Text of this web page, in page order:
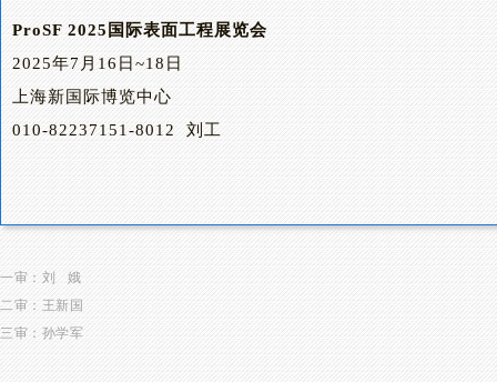
ProSF 2025国际表面工程展览会
2025年7月16日~18日
上海新国际博览中心
010-82237151-8012 刘工
一审：刘 娥
二审：王新国
三审：孙学军